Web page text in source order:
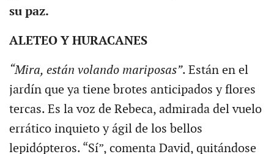
su paz.
ALETEO Y HURACANES
“Mira, están volando mariposas”. Están en el
jardín que ya tiene brotes anticipados y flores
tercas. Es la voz de Rebeca, admirada del vuelo
errático inquieto y ágil de los bellos
lepidópteros. “Sí”, comenta David, quitándose